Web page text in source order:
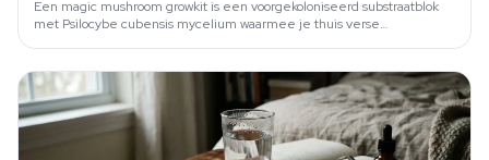
Een magic mushroom growkit is een voorgekoloniseerd substraatblok
met Psilocybe cubensis mycelium waarmee je thuis verse